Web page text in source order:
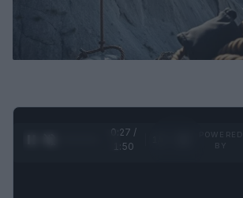
0:28 /
1:50